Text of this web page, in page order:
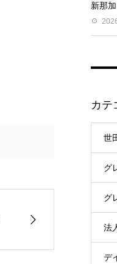
新那加
カテ
世
グ
グ
法
デ